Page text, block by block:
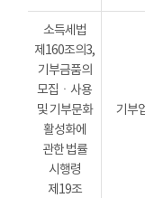
소득세법
제160조의3,
기부금품의
모집ㆍ사용
및 기부문화
활성화에
관한 법률
시행령
제19조
기부